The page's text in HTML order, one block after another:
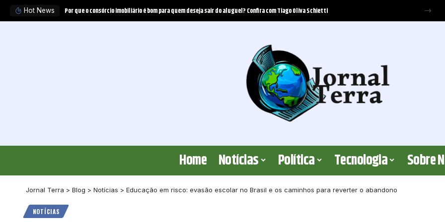
Hot News Tratamento experimental pode obrigar o plano de saúde a oferecer cobertura? Elton Fernandes analisa os critérios jurídicos envolvidos
Home Notícias Política Tecnologia Sobre
Jornal Terra > Blog > Notícias > Educação em risco: evasão escolar no Brasil e os caminhos para reverter o abandono
NOTÍCIAS